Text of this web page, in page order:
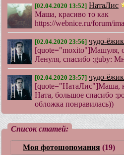
[02.04.2020 13:52] НатаЛис
Маша, красиво то как
https://webnice.ru/forum/
[02.04.2020 23:56] чудо-ёжик
Ленуля, спасибо :guby:
[02.04.2020 23:57] чудо-ёжик
[quote="НатаЛис"]Маша,
Ната, большое спасибо
обложка понравилась))
Список статей:
Моя фотошопомания (19)